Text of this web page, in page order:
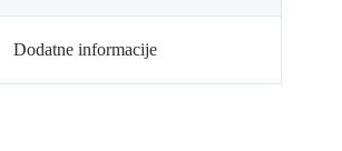
Dodatne informacije